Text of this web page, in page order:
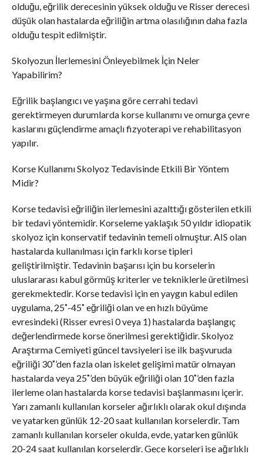
olduğu, eğrilik derecesinin yüksek olduğu ve Risser derecesi
düşük olan hastalarda eğriliğin artma olasılığının daha fazla
olduğu tespit edilmiştir.
Skolyozun İlerlemesini Önleyebilmek İçin Neler
Yapabilirim?
Eğrilik başlangıcı ve yaşına göre cerrahi tedavi
gerektirmeyen durumlarda korse kullanımı ve omurga çevre
kaslarını güçlendirme amaçlı fizyoterapi ve rehabilitasyon
yapılır.
Korse Kullanımı Skolyoz Tedavisinde Etkili Bir Yöntem
Midir?
Korse tedavisi eğriliğin ilerlemesini azalttığı gösterilen etkili
bir tedavi yöntemidir. Korseleme yaklaşık 50 yıldır idiopatik
skolyoz için konservatif tedavinin temeli olmuştur. AIS olan
hastalarda kullanılması için farklı korse tipleri
geliştirilmiştir. Tedavinin başarısı için bu korselerin
uluslararası kabul görmüş kriterler ve tekniklerle üretilmesi
gerekmektedir. Korse tedavisi için en yaygın kabul edilen
uygulama, 25˚-45˚ eğriliği olan ve en hızlı büyüme
evresindeki (Risser evresi 0 veya 1) hastalarda başlangıç
değerlendirmede korse önerilmesi gerektiğidir. Skolyoz
Araştırma Cemiyeti güncel tavsiyeleri ise ilk başvuruda
eğriliği 30˚’den fazla olan iskelet gelişimi matür olmayan
hastalarda veya 25˚’den büyük eğriliği olan 10˚’den fazla
ilerleme olan hastalarda korse tedavisi başlanmasını içerir.
Yarı zamanlı kullanılan korseler ağırlıklı olarak okul dışında
ve yatarken günlük 12-20 saat kullanılan korselerdir. Tam
zamanlı kullanılan korseler okulda, evde, yatarken günlük
20-24 saat kullanılan korselerdir. Gece korseleri ise ağırlıklı